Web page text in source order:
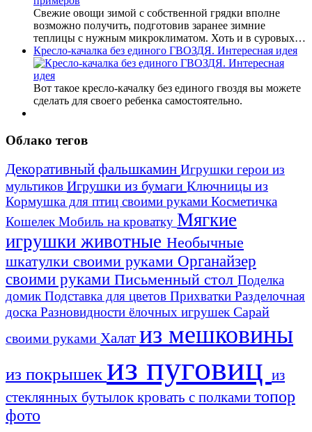
Свежие овощи зимой с собственной грядки вполне
возможно получить, подготовив заранее зимние
теплицы с нужным микроклиматом. Хоть и в суровых…
Кресло-качалка без единого ГВОЗДЯ. Интересная идея
Вот такое кресло-качалку без единого гвоздя вы можете
сделать для своего ребенка самостоятельно.
Облако тегов
Декоративный фальшкамин Игрушки герои из
мультиков Игрушки из бумаги Ключницы из
Кормушка для птиц своими руками Косметичка
КошелекМобиль на кроватку Мягкие
игрушки животные Необычные
шкатулки своими руками Органайзер
своими руками Письменный стол Поделка
домикПодставка для цветов Прихватки Разделочная
доска Разновидности ёлочных игрушекСарай
своими руками Халат из мешковины
из покрышек из пуговиц из
стеклянных бутылоккровать с полками топор
фото